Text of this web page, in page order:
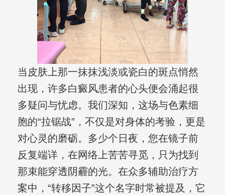
当皮肤上那一抹抹浅淡或瓷白的斑点悄然
出现，许多白癜风患者的心头便会涌起很
多疑问与忧虑。我们深知，这场与色素细
胞的“拉锯战”，不仅是对身体的考验，更是
对心灵的磨砺。多少个日夜，您在镜子前
反复端详，在网络上苦苦寻觅，只为找到
那束能穿透阴霾的光。在众多辅助治疗方
案中，“转移因子”这个名字时常被提及，它